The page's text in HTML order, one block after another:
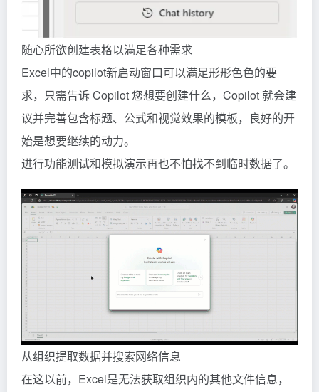
随心所欲创建表格以满足各种需求
Excel中的copilot新启动窗口可以满足形形色色的要
求，只需告诉 Copilot 您想要创建什么，Copilot 就会建
议并完善包含标题、公式和视觉效果的模板，良好的开
始是想要继续的动力。
进行功能测试和模拟演示再也不怕找不到临时数据了。
从组织提取数据并搜索网络信息
在这以前，Excel是无法获取组织内的其他文件信息，